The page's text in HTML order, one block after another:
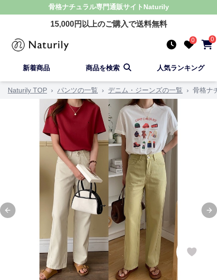
骨格ナチュラル専門通販サイト Naturily
15,000円以上のご購入で送料無料
0 0
新着商品 商品を検索 人気ランキング
Naturily TOP › パンツの一覧 › デニム・ジーンズの一覧 › 骨格ナ
Previous slide